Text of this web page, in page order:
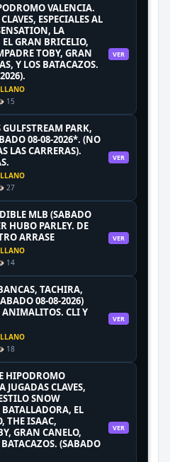
VALENCIA.
ESPECIALES AL
LA
GRAN BRICELIO,
TOBY, GRAN
Y LOS BATACAZOS.
15
VER
PARK,
08-08-2026*. (NO
LAS CARRERAS).
27
VER
MLB (SABADO
HUBO PARLEY. DE
ARRASE
14
VER
TACHIRA,
08-08-2026)
ANIMALITOS. CLI Y
18
VER
HIPODROMO
JUGADAS CLAVES,
SNOW
EL
THE ISAAC,
GRAN CANELO,
(SABADO
VER